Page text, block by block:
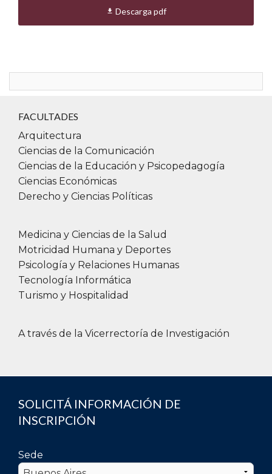
continua universitaria, que requieren autonomía, reflexión
Contacto:uai.extension@uai.edu.ar
Si presentas alguna pérdida o disminución de
la audición, te invitamos a descargar
TESCUCHO (IOS) o Voice Aloud Reader
habla en texto fácilmente legible a una
distancia de 2 metros, facilitando la
comunicación en sociedad de forma integral
y diversa.
 Descarga pdf
FACULTADES
Arquitectura
Ciencias de la Comunicación
Ciencias de la Educación y Psicopedagogía
Ciencias Económicas
Derecho y Ciencias Políticas
Medicina y Ciencias de la Salud
Motricidad Humana y Deportes
Psicología y Relaciones Humanas
Tecnología Informática
Turismo y Hospitalidad
A través de la Vicerrectoría de Investigación
SOLICITÁ INFORMACIÓN DE
INSCRIPCIÓN
Sede